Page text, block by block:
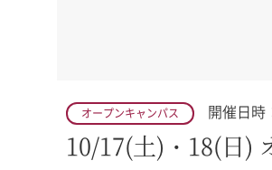
オープンキャンパス 開催日時
10/17(土)・18(日)